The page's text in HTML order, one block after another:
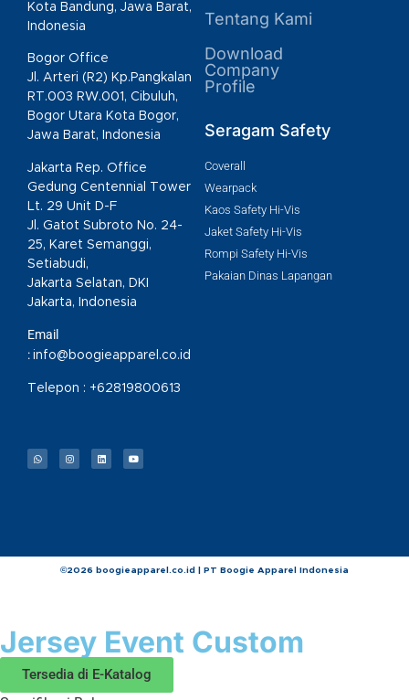
Kota Bandung, Jawa Barat,
Indonesia
Bogor Office
Jl. Arteri (R2) Kp.Pangkalan
RT.003 RW.001, Cibuluh,
Bogor Utara Kota Bogor,
Jawa Barat, Indonesia
Jakarta Rep. Office
Gedung Centennial Tower
Lt. 29 Unit D-F
Jl. Gatot Subroto No. 24-
25, Karet Semanggi,
Setiabudi,
Jakarta Selatan, DKI
Jakarta, Indonesia
Email
: info@boogieapparel.co.id
Telepon : +62819800613
Tentang Kami
Download
Company
Profile
Seragam Safety
Coverall
Wearpack
Kaos Safety Hi-Vis
Jaket Safety Hi-Vis
Rompi Safety Hi-Vis
Pakaian Dinas Lapangan
©2026 boogieapparel.co.id | PT Boogie Apparel Indonesia
Jersey Event Custom
Tersedia di E-Katalog